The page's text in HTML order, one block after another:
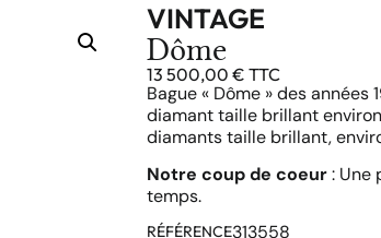
VINTAGE
Dôme
13 500,00 € TTC
Bague « Dôme » des années
diamant taille brillant
diamants taille brillant,
Notre coup de coeur: Une
temps.
RÉFÉRENCE313558